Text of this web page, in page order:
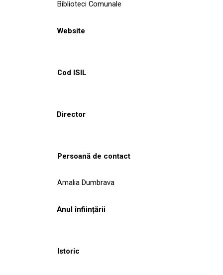
Biblioteci Comunale
Website
Cod ISIL
Director
Persoană de contact
Amalia Dumbrava
Anul înființării
Istoric